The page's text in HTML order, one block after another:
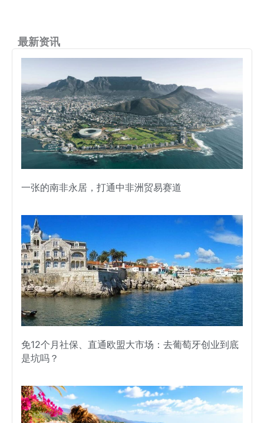
最新资讯
一张的南非永居，打通中非洲贸易赛道
免12个月社保、直通欧盟大市场：去葡萄牙创业到底
是坑吗？